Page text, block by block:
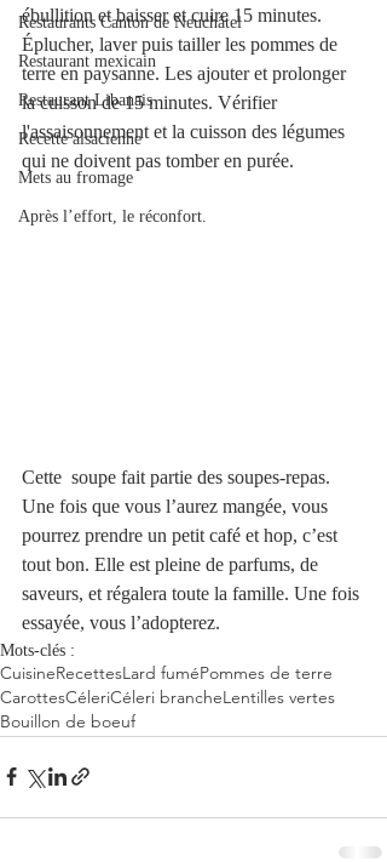
Restaurants Canton de Neuchâtel
Restaurant mexicain
Restaurant Libanais
Recette alsacienne
Mets au fromage
Après l’effort, le réconfort.
ébullition et baisser et cuire 15 minutes.
Éplucher, laver puis tailler les pommes de
terre en paysanne. Les ajouter et prolonger
la cuisson de 15 minutes. Vérifier
l'assaisonnement et la cuisson des légumes
qui ne doivent pas tomber en purée.
Cette  soupe fait partie des soupes-repas.
Une fois que vous l’aurez mangée, vous
pourrez prendre un petit café et hop, c’est
tout bon. Elle est pleine de parfums, de
saveurs, et régalera toute la famille. Une fois
essayée, vous l’adopterez.
Mots-clés :
CuisineRecettesLard fuméPommes de terre
CarottesCéleriCéleri brancheLentilles vertes
Bouillon de boeuf